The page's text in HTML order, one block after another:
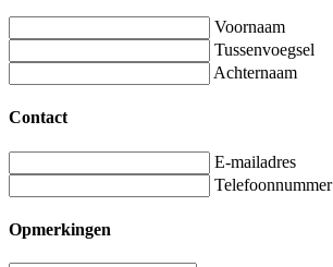
Voornaam
Tussenvoegsel
Achternaam
Contact
E-mailadres
Telefoonnummer
Opmerkingen